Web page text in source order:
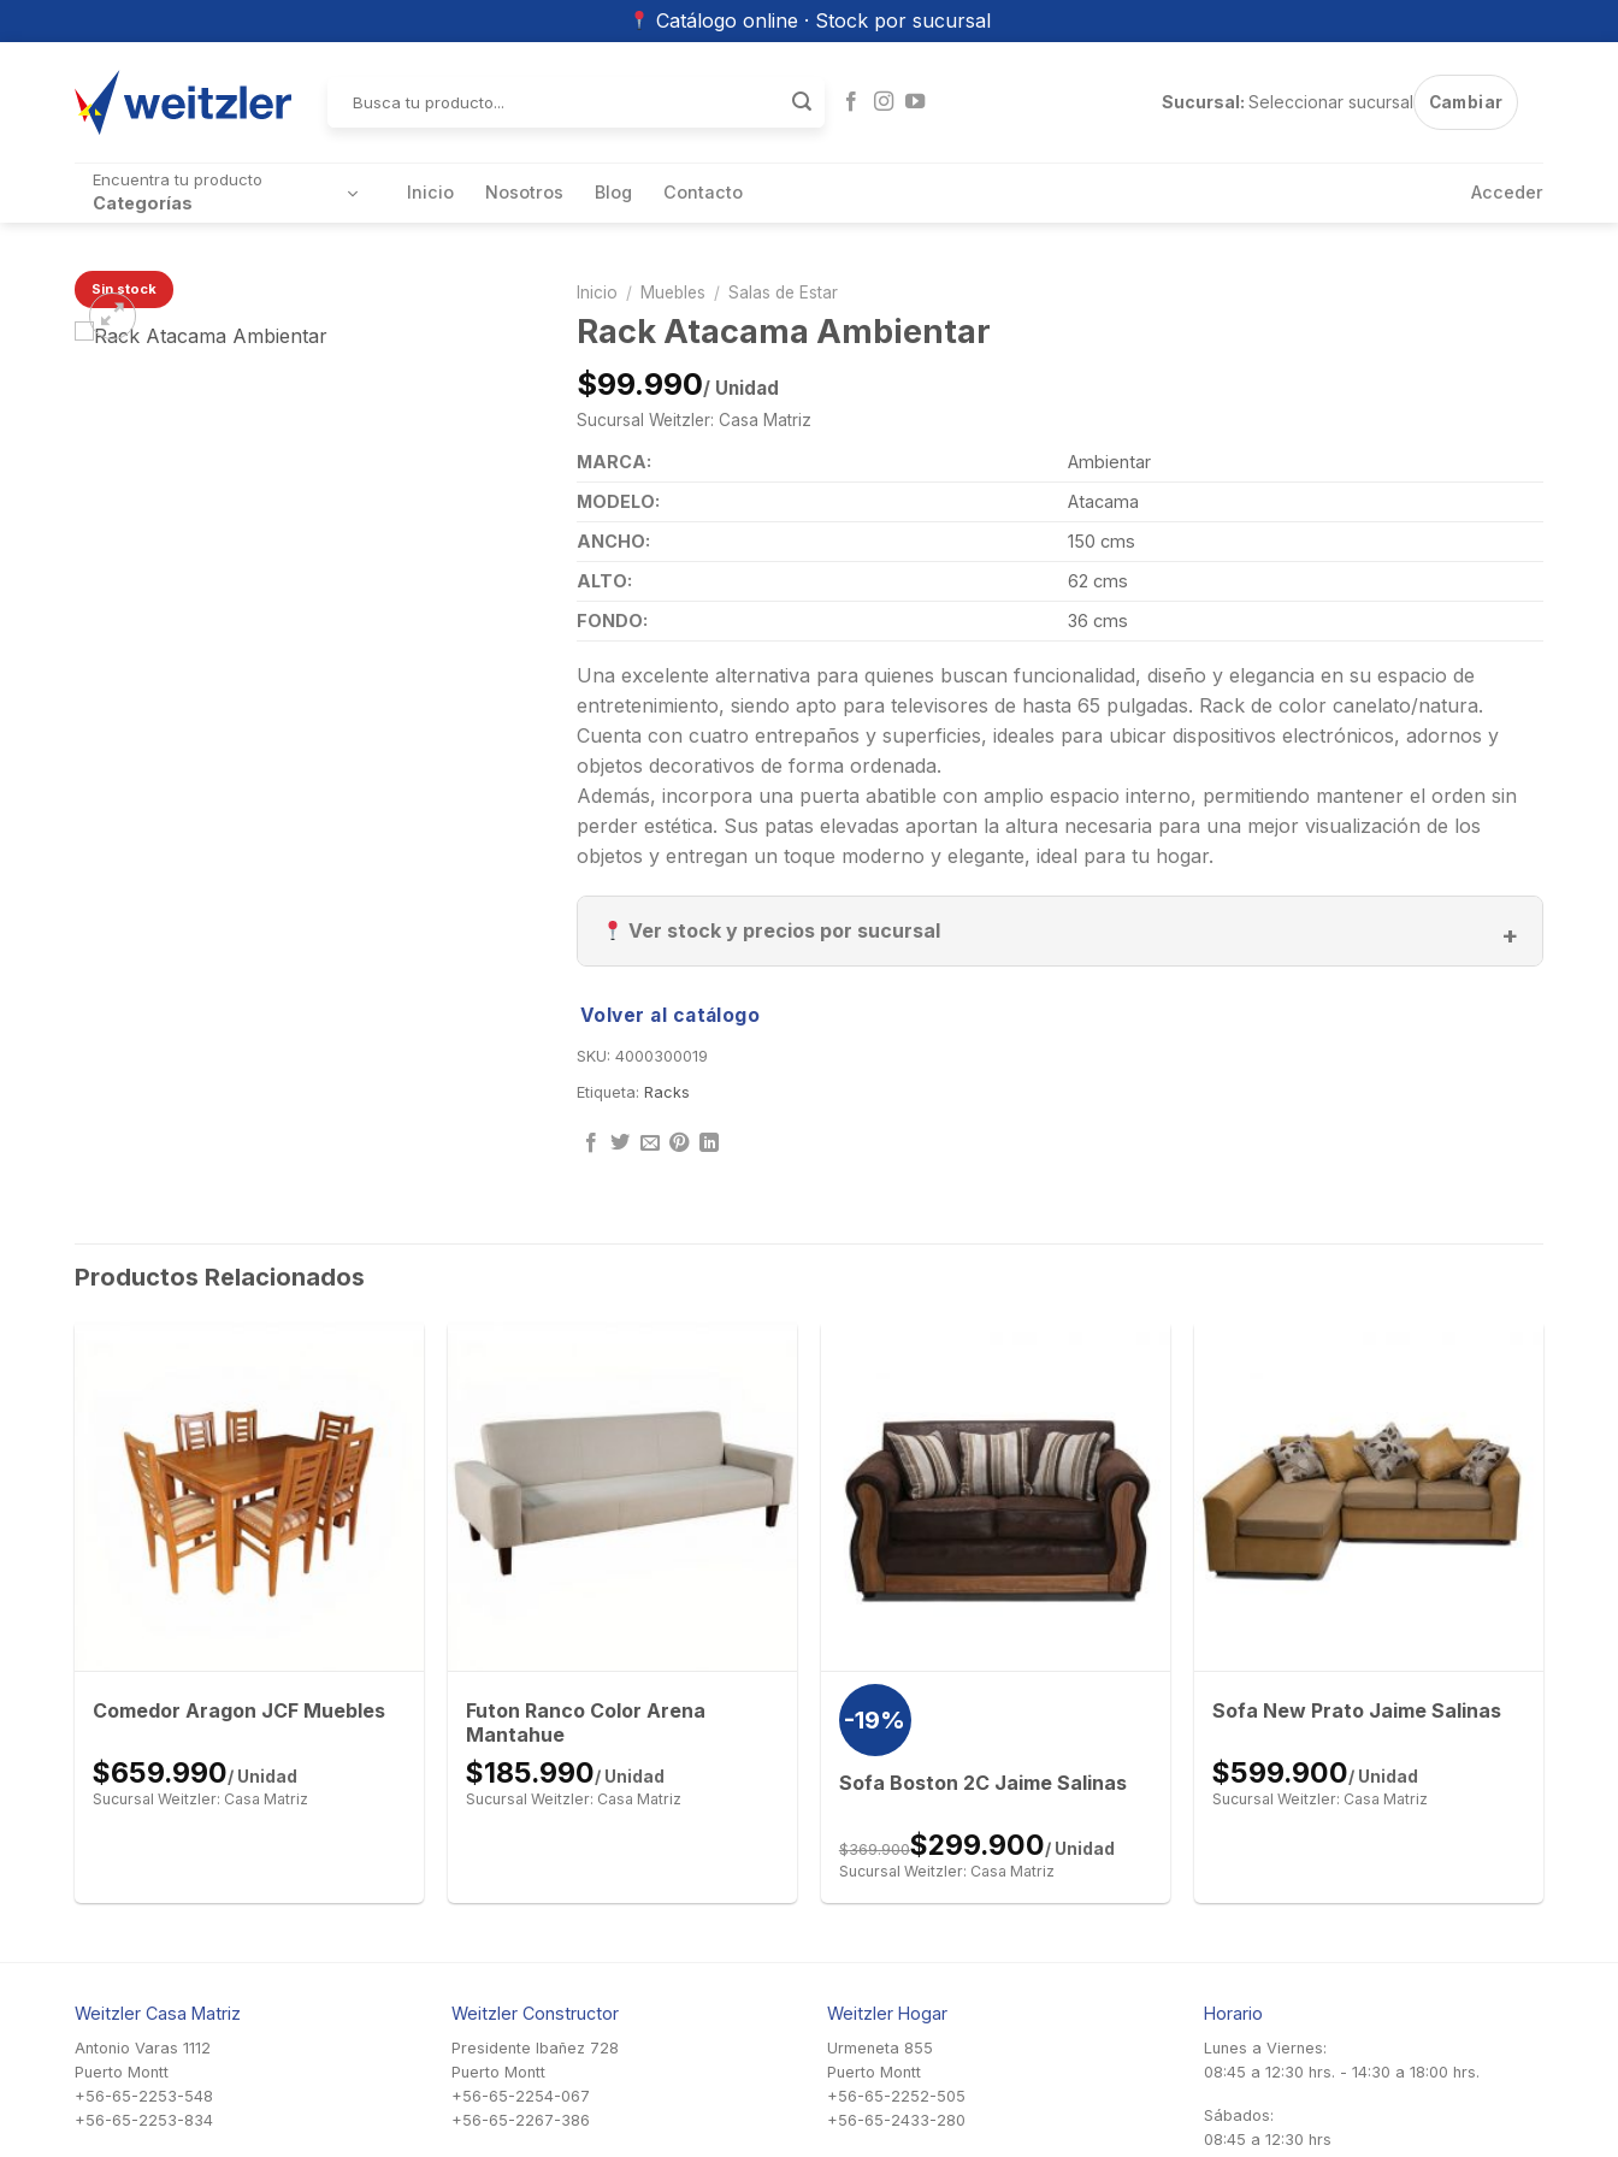
Catálogo online · Stock por sucursal
por:
Sucursal: Seleccionar sucursal Cambiar
Encuentra tu producto
Categorías Inicio Nosotros Blog Contacto Acceder
Sin stock Inicio / Muebles / Salas de Estar
Rack Atacama Ambientar
$99.990/ Unidad
Sucursal Weitzler: Casa Matriz
MARCA:
Ambientar
MODELO:
Atacama
ANCHO:
150 cms
ALTO:
62 cms
FONDO:
36 cms
Una excelente alternativa para quienes buscan funcionalidad, diseño y elegancia en su espacio de
entretenimiento, siendo apto para televisores de hasta 65 pulgadas. Rack de color canelato/natura.
Cuenta con cuatro entrepaños y superficies, ideales para ubicar dispositivos electrónicos, adornos y
objetos decorativos de forma ordenada.
Además, incorpora una puerta abatible con amplio espacio interno, permitiendo mantener el orden sin
perder estética. Sus patas elevadas aportan la altura necesaria para una mejor visualización de los
objetos y entregan un toque moderno y elegante, ideal para tu hogar.
Ver stock y precios por sucursal
Volver al catálogo
SKU: 4000300019
Etiqueta: Racks
Productos Relacionados
Comedor Aragon JCF Muebles
$659.990/ Unidad
Sucursal Weitzler: Casa Matriz
Futon Ranco Color Arena
Mantahue
$185.990/ Unidad
Sucursal Weitzler: Casa Matriz
-19%
Sofa Boston 2C Jaime Salinas
$369.900$299.900/ Unidad
Sucursal Weitzler: Casa Matriz
Sofa New Prato Jaime Salinas
$599.900/ Unidad
Sucursal Weitzler: Casa Matriz
Weitzler Casa Matriz
Antonio Varas 1112
Puerto Montt
+56-65-2253-548
+56-65-2253-834
Weitzler Constructor
Presidente Ibañez 728
Puerto Montt
+56-65-2254-067
+56-65-2267-386
Weitzler Hogar
Urmeneta 855
Puerto Montt
+56-65-2252-505
+56-65-2433-280
Horario
Lunes a Viernes:
08:45 a 12:30 hrs. - 14:30 a 18:00 hrs.
Sábados:
08:45 a 12:30 hrs